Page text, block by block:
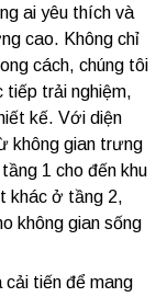
ai yêu thích và
cao. Không chỉ
cách, chúng tôi
tiếp trải nghiệm,
kế. Với diện
không gian trưng
1 cho đến khu
khác ở tầng 2,
không gian sống
cải tiến để mang